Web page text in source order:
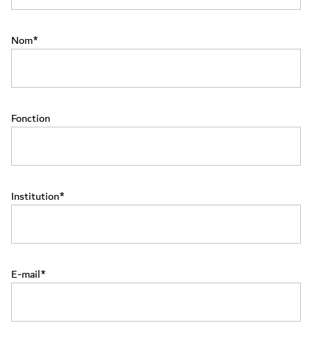
Nom
Fonction
Institution
E-mail